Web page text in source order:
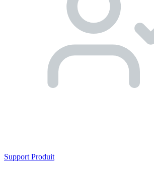
Support Produit